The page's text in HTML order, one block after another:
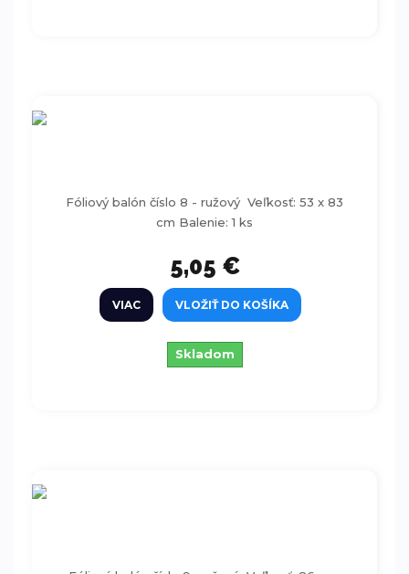
Fóliový balón číslo 8 - ružový Veľkosť: 53 x 83
cm Balenie: 1 ks
5,05 €
VIAC VLOŽIŤ DO KOŠÍKA
Skladom